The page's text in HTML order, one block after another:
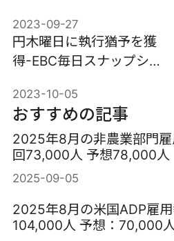
2023-09-27
円木曜日に執行猶予を獲
得-EBC毎日スナップショ
2023-10-05
おすすめの記事
2025年8月の非農業部門
回73,000人 予想78,000人
2025-09-05
2025年8月の米国ADP雇用
104,000人 予想：70,000人